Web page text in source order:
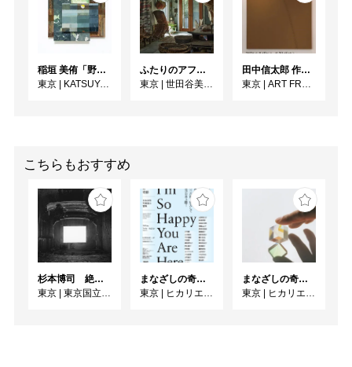
稲垣 美侑「野辺」
東京
KATSUYA SUSUKI GALLERY
ふたりのアフリカ、手仕事の宇宙 人類学者・川田順造と陶芸作家・小川待子のコレクション
東京
世田谷美術館
田中信太郎 作品展
東京
ART FRONT GALLERY
こちらもおすすめ
杉本博司 絶滅写真
東京
東京国立近代美術館
まなざしの奇跡 日本女性写真家の冒険
東京
ヒカリエホール
まなざしの奇跡 日本女性写真家の冒険
東京
ヒカリエホール